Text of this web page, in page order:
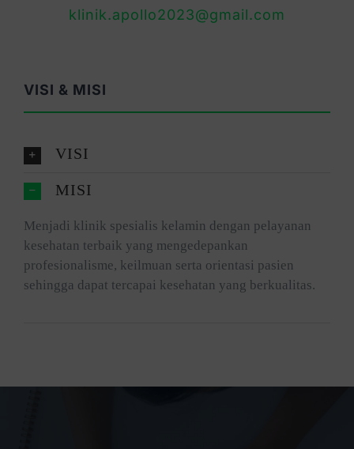
klinik.apollo2023@gmail.com
VISI & MISI
VISI
MISI
Menjadi klinik spesialis kelamin dengan pelayanan
kesehatan terbaik yang mengedepankan
profesionalisme, keilmuan serta orientasi pasien
sehingga dapat tercapai kesehatan yang berkualitas.